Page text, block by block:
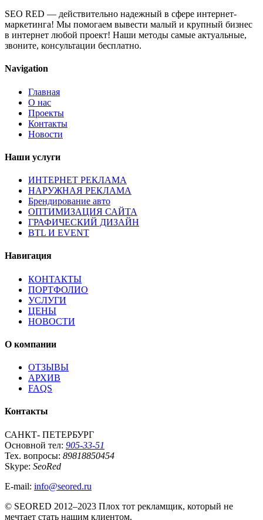
SEO RED — действительно надежный в сфере интернет-
маркетинга! Мы помогаем вывести малый и крупный бизнес
в интернет любой проект! Наши методы самые актуальные,
звоните, консультации бесплатно.
Navigation
Главная
О нас
Проекты
Контакты
Новости
Наши услуги
ИНТЕРНЕТ РЕКЛАМА
НАРУЖНАЯ РЕКЛАМА
Брендирование авто
ОПТИМИЗАЦИЯ САЙТА
ГРАФИЧЕСКИЙ ДИЗАЙН
BTL И EVENT
Навигация
КОНТАКТЫ
ПОРТФОЛИО
УСЛУГИ
ЦЕНЫ
НОВОСТИ
О компании
ОТЗЫВЫ
АРХИВ
FAQS
Контакты
САНКТ- ПЕТЕРБУРГ
Основной тел: 905-33-51
Тех. вопросы: 89818850454
Skype: SeoRed
E-mail: info@seored.ru
© SEORED 2012–2023 Плох тот рекламщик, который не
мечтает стать нашим клиентом.